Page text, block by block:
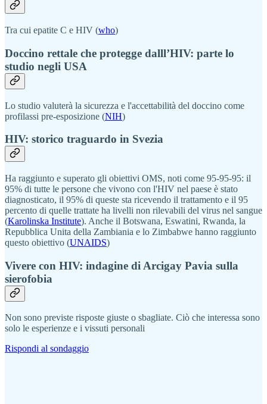
Tra cui epatite C e HIV (who)
Doccino rettale che protegge dalll’HIV: parte lo
studio negli USA
Lo studio valuterà la sicurezza e l'accettabilità del doccino come
profilassi pre-esposizione (NIH)
HIV: storico traguardo in Svezia
Ha raggiunto e superato gli obiettivi OMS, noti come 95-95-95: il
95% di tutte le persone che vivono con l'HIV nel paese è stato
diagnosticato, il 95% di queste sta ricevendo il trattamento e il 95
percento di quelle trattate ha livelli non rilevabili del virus nel sangue
(Karolinska Institute). Anche il Botswana, Eswatini, Rwanda, la
Repubblica Unita della Zambiania e lo Zimbabwe hanno raggiunto
questo obiettivo (UNAIDS)
Vivere con HIV: indagine di Arcigay Pavia sulla
sierofobia
Non sono previste risposte giuste o sbagliate. Ciò che interessa sono
solo le esperienze e i vissuti personali
Rispondi al sondaggio